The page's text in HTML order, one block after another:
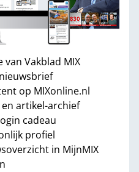
Vakblad MIX
op MIXonline.nl
artikel-archief
cadeau
profiel
in MijnMIX